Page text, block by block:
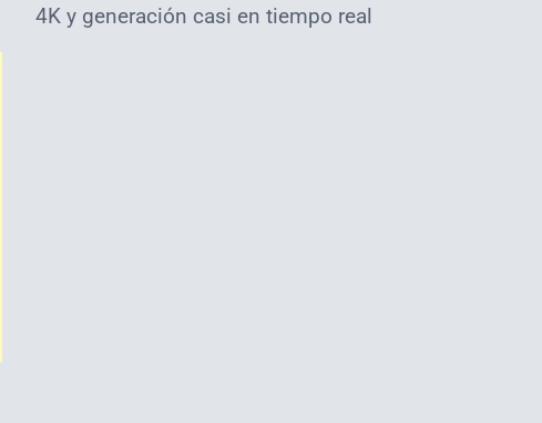
4K y generación casi en tiempo real